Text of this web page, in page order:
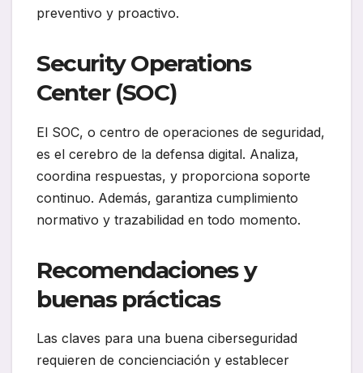
preventivo y proactivo.
Security Operations
Center (SOC)
El SOC, o centro de operaciones de seguridad,
es el cerebro de la defensa digital. Analiza,
coordina respuestas, y proporciona soporte
continuo. Además, garantiza cumplimiento
normativo y trazabilidad en todo momento.
Recomendaciones y
buenas prácticas
Las claves para una buena ciberseguridad
requieren de concienciación y establecer